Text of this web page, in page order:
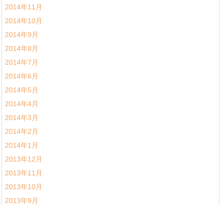
2014年11月
2014年10月
2014年9月
2014年8月
2014年7月
2014年6月
2014年5月
2014年4月
2014年3月
2014年2月
2014年1月
2013年12月
2013年11月
2013年10月
2013年9月